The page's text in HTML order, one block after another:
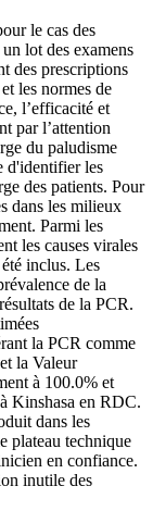
le cas des
lot des examens
des prescriptions
les normes de
l’efficacité et
par l’attention
du paludisme
d'identifier les
des patients. Pour
dans les milieux
Parmi les
les causes virales
inclus. Les
de la
de la PCR.
la PCR comme
la Valeur
à 100.0% et
Kinshasa en RDC.
dans les
plateau technique
en confiance.
inutile des